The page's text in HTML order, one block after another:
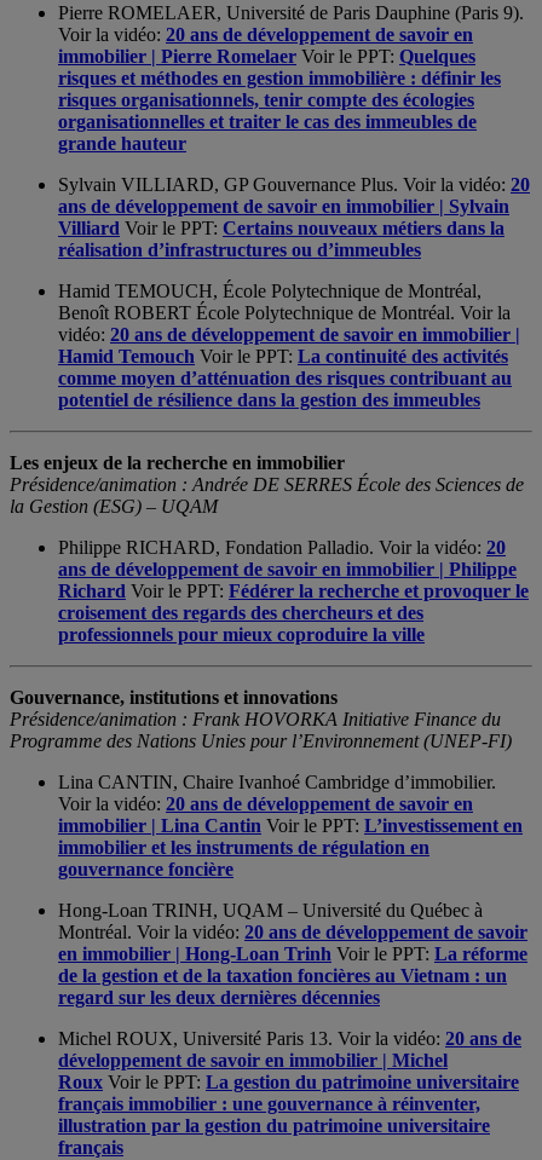
Pierre ROMELAER, Université de Paris Dauphine (Paris 9).
Voir la vidéo: 20 ans de développement de savoir en
immobilier | Pierre Romelaer Voir le PPT: Quelques
risques et méthodes en gestion immobilière : définir les
risques organisationnels, tenir compte des écologies
organisationnelles et traiter le cas des immeubles de
grande hauteur
Sylvain VILLIARD, GP Gouvernance Plus. Voir la vidéo: 20
ans de développement de savoir en immobilier | Sylvain
Villiard Voir le PPT: Certains nouveaux métiers dans la
réalisation d’infrastructures ou d’immeubles
Hamid TEMOUCH, École Polytechnique de Montréal,
Benoît ROBERT École Polytechnique de Montréal. Voir la
vidéo: 20 ans de développement de savoir en immobilier |
Hamid Temouch Voir le PPT: La continuité des activités
comme moyen d’atténuation des risques contribuant au
potentiel de résilience dans la gestion des immeubles
Les enjeux de la recherche en immobilier
Présidence/animation : Andrée DE SERRES École des Sciences de
la Gestion (ESG) – UQAM
Philippe RICHARD, Fondation Palladio. Voir la vidéo: 20
ans de développement de savoir en immobilier | Philippe
Richard Voir le PPT: Fédérer la recherche et provoquer le
croisement des regards des chercheurs et des
professionnels pour mieux coproduire la ville
Gouvernance, institutions et innovations
Présidence/animation : Frank HOVORKA Initiative Finance du
Programme des Nations Unies pour l’Environnement (UNEP-FI)
Lina CANTIN, Chaire Ivanhoé Cambridge d’immobilier.
Voir la vidéo: 20 ans de développement de savoir en
immobilier | Lina Cantin Voir le PPT: L’investissement en
immobilier et les instruments de régulation en
gouvernance foncière
Hong-Loan TRINH, UQAM – Université du Québec à
Montréal. Voir la vidéo: 20 ans de développement de savoir
en immobilier | Hong-Loan Trinh Voir le PPT: La réforme
de la gestion et de la taxation foncières au Vietnam : un
regard sur les deux dernières décennies
Michel ROUX, Université Paris 13. Voir la vidéo: 20 ans de
développement de savoir en immobilier | Michel
Roux Voir le PPT: La gestion du patrimoine universitaire
français immobilier : une gouvernance à réinventer,
illustration par la gestion du patrimoine universitaire
français